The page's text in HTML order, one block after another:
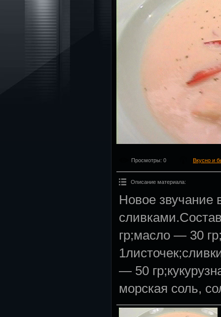
Просмотры: 0 Вкусно и
Описание материала:
Новое звучание
гр;масло — 30
— 50
морская соль,